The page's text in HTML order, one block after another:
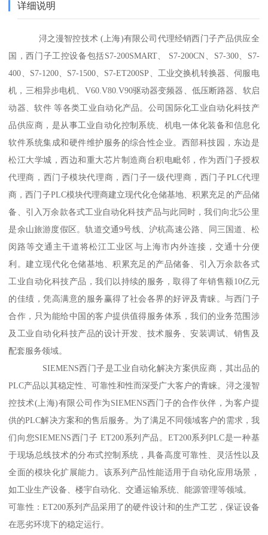
详细说明
浔之漫智控技术 (上海)有限公司代理经销西门子产品供应全
国，西门子工控设备包括S7-200SMART、 S7-200CN、S7-300、S7-
400、S7-1200、S7-1500、S7-ET200SP、工业交换机转换器、伺服电
机，三相异步电机、V60.V80.V90驱动器变频器、低压断路器、软启
动器、软件 等各类工业自动化产品。公司国际化工业自动化科技产
品供应商，是从事工业自动化控制系统、机电一体化装备和信息化
软件系统集成和硬件维护服务的综合性企业。西部科技园，东边是
松江大学城，西边和重大芯片制造商台积电毗邻，作为西门子授权
代理商，西门子模块代理商，西门子一级代理商，西门子PLC代理
商，西门子PLC模块代理商建立现代化仓储基地、积累充足的产品储
备、引入万余款各式工业自动化科技产品与此同时，我们向北5公里
是余山旅游度假区。轨道交通9号线、沪杭高速公路、同三国道、松
闵路等交通主干道将松江工业区与上海市内外连接，交通十分便
利。建立现代化仓储基地、积累充足的产品储备、引入万余款各式
工业自动化科技产品，我们以持续的服务，取得了年销售额10亿元
的佳绩，凭高满意的服务赢得了社会各界的好评及青睐。与西门子
合作，只为能给中国的客户提供值得服务体系，我们的业务范围涉
及工业自动化科技产品的设计开发、技术服务、安装调试、销售及
配套服务领域。
SIEMENS西门子是工业自动化解决方案供应商，其出品的
PLC产品以其稳定性、可靠性和性而深受广大客户的青睐。浔之漫智
控技术(上海)有限公司作为SIEMENS西门子的合作伙伴，为客户提
供的PLC解决方案和的售后服务。为了满足不同领域客户的需求，我
们向您SIEMENS西门子 ET200系列产品。ET200系列PLC是一种基
于现场总线技术的分布式控制系统，具备高度可靠性、灵活性以及
全面的模块化扩展能力。该系列产品性能适用于自动化应用场景，
如工业生产设备、楼宇自动化、交通运输系统、能源管理等领域。
可靠性：ET200系列产品采用了的硬件设计和的生产工艺，保证设备
在恶劣环境下的稳定运行。